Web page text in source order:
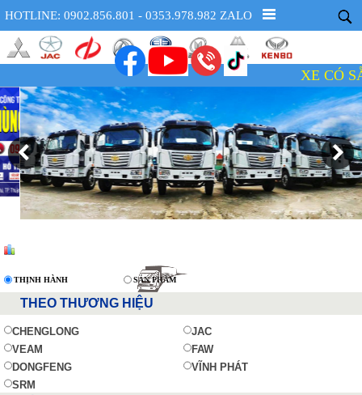
HOTLINE: 0902.856.801 - 0353.978.982 ZALO
XE CÓ
THỊNH HÀNH SẢN PHẨM
THEO THƯƠNG HIỆU
CHENGLONG
JAC
VEAM
FAW
DONGFENG
VĨNH PHÁT
SRM